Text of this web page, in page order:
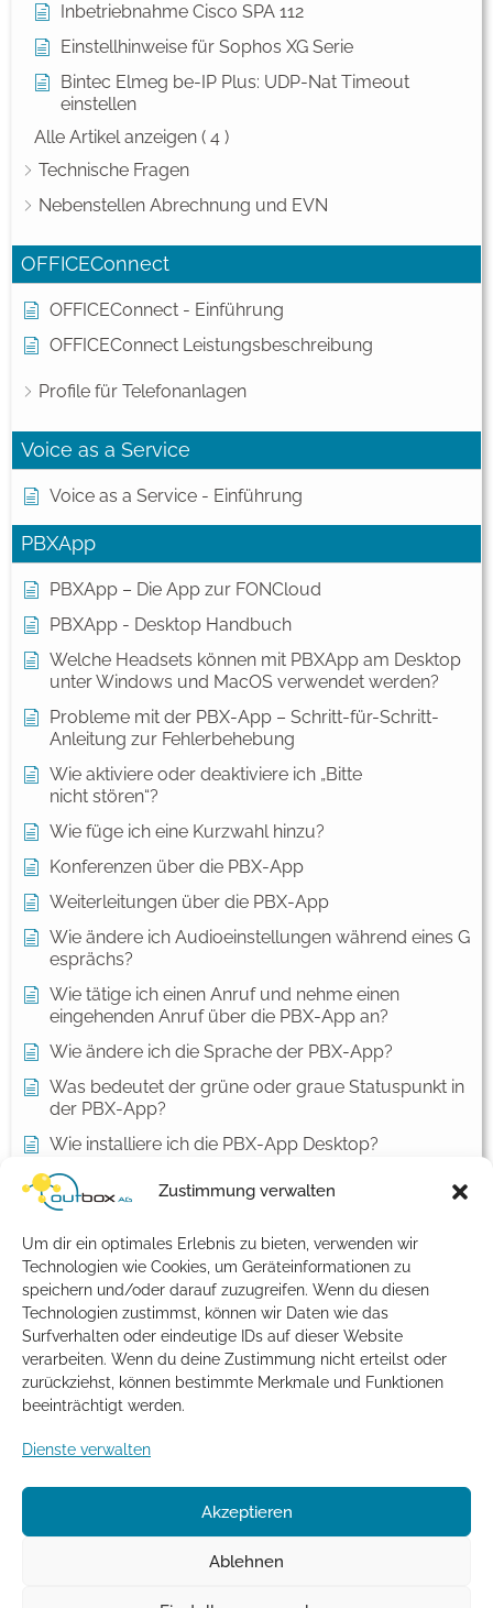
Zustimmung verwalten
Um dir ein optimales Erlebnis zu bieten, verwenden wir
Technologien wie Cookies, um Geräteinformationen zu
speichern und/oder darauf zuzugreifen. Wenn du diesen
Technologien zustimmst, können wir Daten wie das
Surfverhalten oder eindeutige IDs auf dieser Website
verarbeiten. Wenn du deine Zustimmung nicht erteilst oder
zurückziehst, können bestimmte Merkmale und Funktionen
beeinträchtigt werden.
Dienste verwalten
Akzeptieren
Ablehnen
Inbetriebnahme Cisco SPA 112
Einstellhinweise für Sophos XG Serie
Bintec Elmeg be-IP Plus: UDP-Nat Timeout
einstellen
Alle Artikel anzeigen ( 4 )
Technische Fragen
Nebenstellen Abrechnung und EVN
OFFICEConnect
OFFICEConnect - Einführung
OFFICEConnect Leistungsbeschreibung
Profile für Telefonanlagen
Voice as a Service
Voice as a Service - Einführung
PBXApp
PBXApp – Die App zur FONCloud
PBXApp - Desktop Handbuch
Welche Headsets können mit PBXApp am Desktop
unter Windows und MacOS verwendet werden?
Probleme mit der PBX-App – Schritt-für-Schritt-
Anleitung zur Fehlerbehebung
Wie aktiviere oder deaktiviere ich „Bitte
nicht stören“?
Wie füge ich eine Kurzwahl hinzu?
Konferenzen über die PBX-App
Weiterleitungen über die PBX-App
Wie ändere ich Audioeinstellungen während eines G
esprächs?
Wie tätige ich einen Anruf und nehme einen
eingehenden Anruf über die PBX-App an?
Wie ändere ich die Sprache der PBX-App?
Was bedeutet der grüne oder graue Statuspunkt in
der PBX-App?
Wie installiere ich die PBX-App Desktop?
Wie melde ich mich erstmals an der PBX-App an?
Kontakte und Benachrichtigungen unter macOS
einrichten
Alle Artikel anzeigen( 1 )
Allgemein
Meine Bankverbindung hat sich geändert – was
muss ich tun?
Mir fehlt eine Rechnung. Was kann ich tun?
Kann ich einen Vertrag zur
Support - Kontakt und Servicezeiten